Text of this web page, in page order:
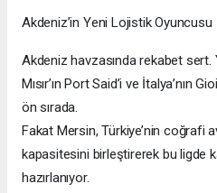
Akdeniz’in Yeni Lojistik Oyuncusu
Akdeniz havzasında rekabet sert.
Mısır’ın Port Said’i ve İtalya’nın
ön sırada.
Fakat Mersin, Türkiye’nin coğrafi
kapasitesini birleştirerek bu ligde
hazırlanıyor.